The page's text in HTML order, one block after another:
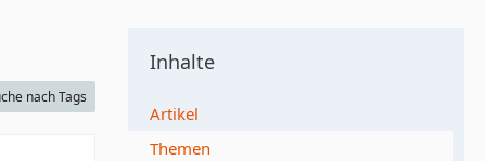
nach Tags
Inhalte
Artikel
Themen